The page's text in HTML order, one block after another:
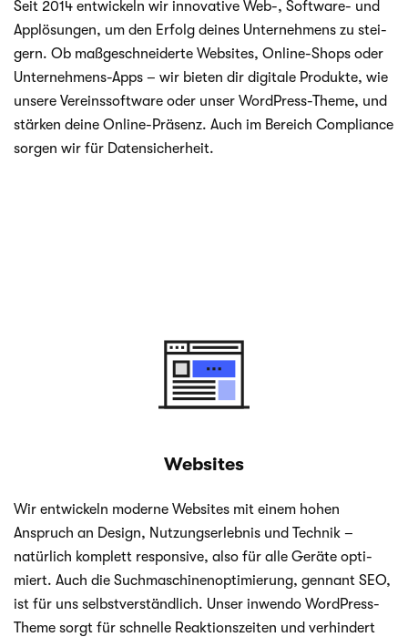
Seit 2014 ent­wi­ckeln wir inno­va­tive Web-, Software- und
App­lö­sun­gen, um den Erfolg dei­nes Unter­neh­mens zu stei­
gern. Ob maß­ge­schnei­derte Web­sites, Online-Shops oder
Unternehmens-Apps – wir bie­ten dir digi­tale Pro­dukte, wie
unsere Ver­eins­soft­ware oder unser WordPress-Theme, und
stär­ken deine Online-Präsenz. Auch im Bereich Com­pli­ance
sor­gen wir für Datensicherheit.
Websites
Wir ent­wi­ckeln moderne Web­sites mit einem hohen
Anspruch an Design, Nut­zungs­er­leb­nis und Tech­nik –
natür­lich kom­plett respon­sive, also für alle Geräte opti­
miert. Auch die Such­ma­schi­nen­op­ti­mie­rung, gen­n­ant SEO,
ist für uns selbst­ver­ständ­lich. Unser inwendo WordPress-
Theme sorgt für schnelle Reak­ti­ons­zei­ten und ver­hin­dert